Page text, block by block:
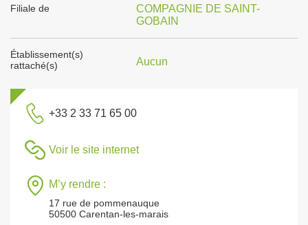
Filiale de
COMPAGNIE DE SAINT-
GOBAIN
Établissement(s)
rattaché(s)
Aucun
+33 2 33 71 65 00
Voir le site internet
M’y rendre :
17 rue de pommenauque
50500 Carentan-les-marais